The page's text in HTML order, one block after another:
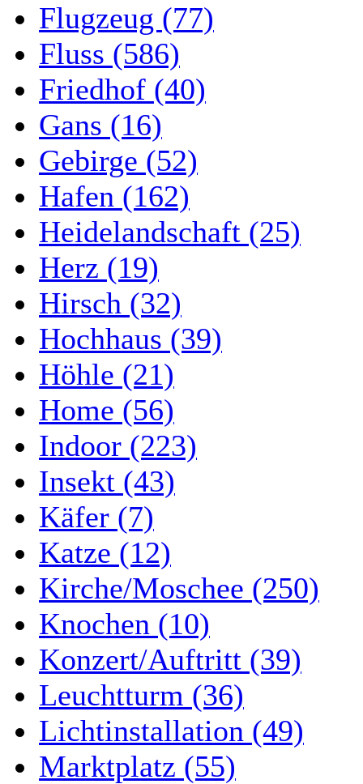
Flugzeug (77)
Fluss (586)
Friedhof (40)
Gans (16)
Gebirge (52)
Hafen (162)
Heidelandschaft (25)
Herz (19)
Hirsch (32)
Hochhaus (39)
Höhle (21)
Home (56)
Indoor (223)
Insekt (43)
Käfer (7)
Katze (12)
Kirche/Moschee (250)
Knochen (10)
Konzert/Auftritt (39)
Leuchtturm (36)
Lichtinstallation (49)
Marktplatz (55)